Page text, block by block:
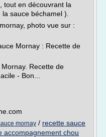
tout en découvrant la
sauce béchamel ).
photo vue sur :
Mornay : Recette de
Recette de
- Bon...
mornay / recette sauce
accompagnement chou